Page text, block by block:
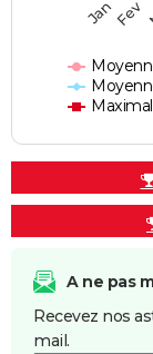
JanFev
A ne pas
Recevez nos
mail.